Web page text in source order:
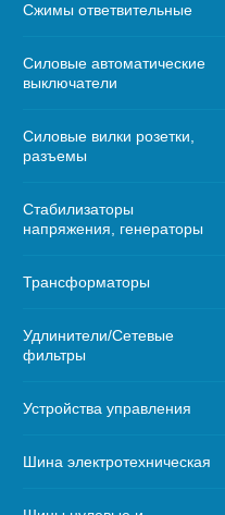
Сжимы ответвительные
Силовые автоматические
выключатели
Силовые вилки розетки,
разъемы
Стабилизаторы
напряжения, генераторы
Трансформаторы
Удлинители/Сетевые
фильтры
Устройства управления
Шина электротехническая